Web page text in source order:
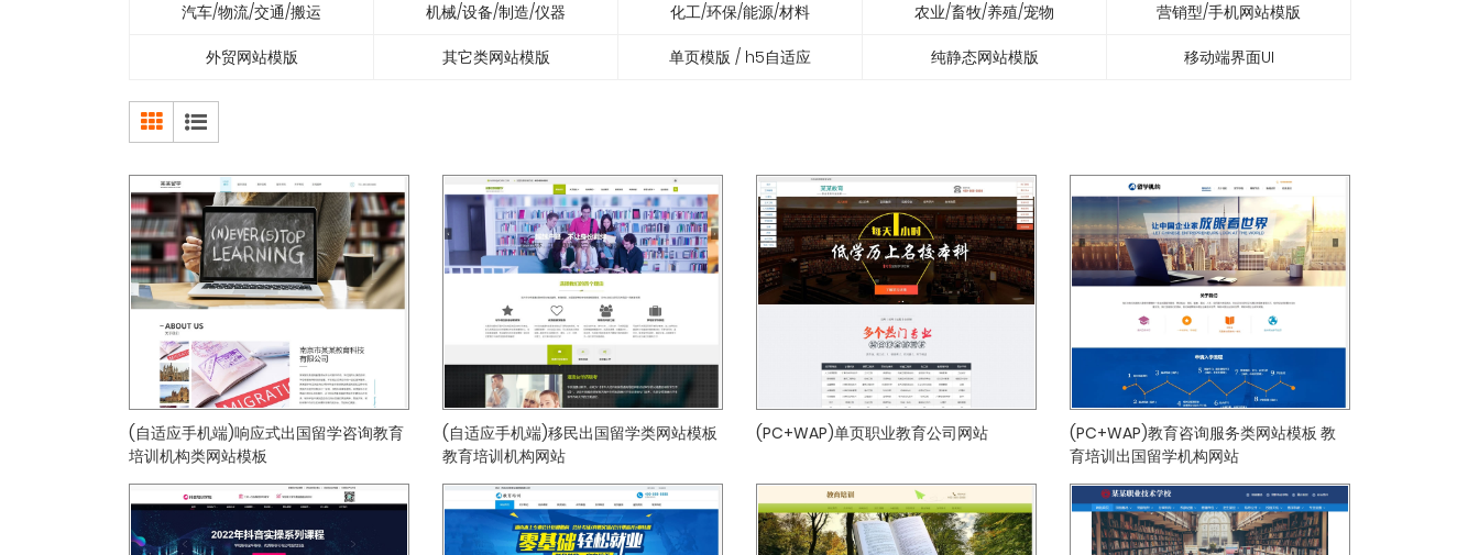
汽车/物流/交通/搬运 机械/设备/制造/仪器 化工/环保/能源/材料 农业/畜牧/养殖/宠物 营销型/手机网站模版
外贸网站模版 其它类网站模版 单页模版 / h5自适应 纯静态网站模版 移动端界面UI
(自适应手机端)响应式出国留学咨询教育
培训机构类网站模板
(自适应手机端)移民出国留学类网站模板
教育培训机构网站
(PC+WAP)单页职业教育公司网站
(PC+WAP)教育咨询服务类网站模板 教
育培训出国留学机构网站